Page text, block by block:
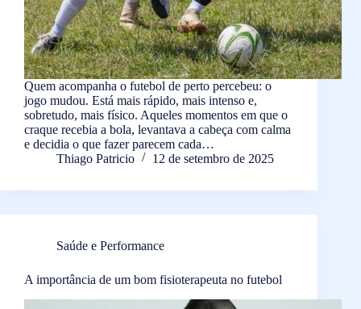
Quem acompanha o futebol de perto percebeu: o
jogo mudou. Está mais rápido, mais intenso e,
sobretudo, mais físico. Aqueles momentos em que o
craque recebia a bola, levantava a cabeça com calma
e decidia o que fazer parecem cada…
Thiago Patricio
12 de setembro de 2025
Saúde e Performance
A importância de um bom fisioterapeuta no futebol